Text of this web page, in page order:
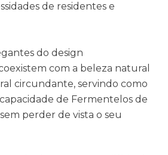
de residentes e
do design
com a beleza natural
circundante, servindo como
de Fermentelos de
perder de vista o seu